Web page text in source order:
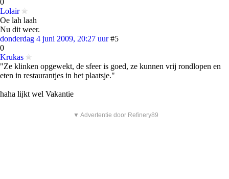
0
Lolair
Oe lah laah
Nu dit weer.
donderdag 4 juni 2009, 20:27 uur #5
0
Krukas
"Ze klinken opgewekt, de sfeer is goed, ze kunnen vrij rondlopen en
eten in restaurantjes in het plaatsje."
haha lijkt wel Vakantie
▼ Advertentie door Refinery89